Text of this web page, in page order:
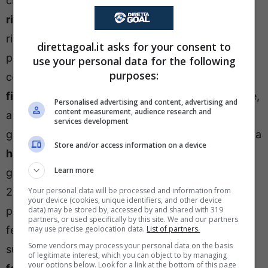
riabilitativa in Belgio
, la punta sia ormai pronta a
rientrare a Castel Volturno per proseguire la
preparazione in vista di un ritorno in campo mai
così vicino. Lukaku
dovrebbe rientrare a Napoli a
fine ottobre
e continuare il recupero che procede,
a differenza di quanto si pensava fino a qualche
giorno fa, spedito. L’ex centravanti di Inter e Roma
ha un obiettivo: la Supercoppa italiana
giocherà in Arabia Saudita dal 18 al 22 dicembre
2025 e nella quale Romelu vuole essere subito
protagonista. Ben prima, quindi, del gennaio-
febbraio che si era ipotizzato nelle settimane
successive allalesione di alto grado al retto
direttagoal.it asks for your consent to
use your personal data for the following
purposes:
Personalised advertising and content, advertising and
content measurement, audience research and
services development
Store and/or access information on a device
Learn more
Your personal data will be processed and information from
your device (cookies, unique identifiers, and other device
data) may be stored by, accessed by and shared with 319
partners, or used specifically by this site. We and our partners
may use precise geolocation data. List of partners.
Some vendors may process your personal data on the basis
of legitimate interest, which you can object to by managing
your options below. Look for a link at the bottom of this page